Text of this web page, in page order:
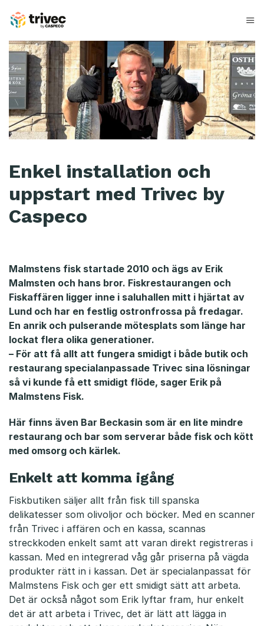
innehåll
M
a
l
m
s
t
e
n
i
s
k
Enkel installation och
uppstart med Trivec by
Caspeco
Malmstens fisk startade 2010 och ägs av Erik
Malmsten och hans bror. Fiskrestaurangen och
Fiskaffären ligger inne i saluhallen mitt i hjärtat av
Lund och har en festlig ostronfrossa på fredagar.
En anrik och pulserande mötesplats som länge har
lockat flera olika generationer.
– För att få allt att fungera smidigt i både butik och
restaurang specialanpassade Trivec sina lösningar
så vi kunde få ett smidigt flöde, sager Erik på
Malmstens Fisk.
Här finns även Bar Beckasin som är en lite mindre
restaurang och bar som serverar både fisk och kött
med omsorg och kärlek.
Enkelt att komma igång
Fiskbutiken säljer allt från fisk till spanska
delikatesser som olivoljor och böcker. Med en scanner
från Trivec i affären och en kassa, scannas
streckkoden enkelt samt att varan direkt registreras i
kassan. Med en integrerad våg går priserna på vägda
produkter rätt in i kassan. Det är specialanpassat för
Malmstens Fisk och ger ett smidigt sätt att arbeta.
Det är också något som Erik lyftar fram, hur enkelt
det är att arbeta i Trivec, det är lätt att lägga in